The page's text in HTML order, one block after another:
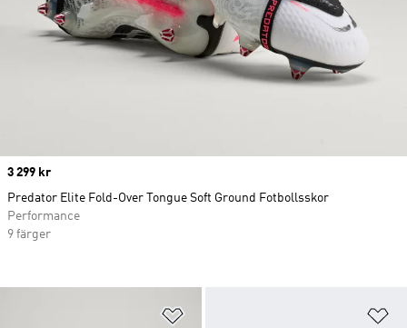
Price
3 299 kr
Predator Elite Fold-Over Tongue Soft Ground Fotbollsskor
Performance
9 färger